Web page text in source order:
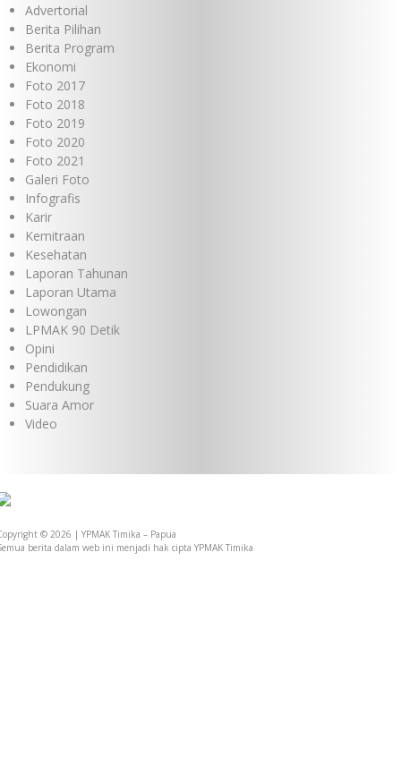
Advertorial
Berita Pilihan
Berita Program
Ekonomi
Foto 2017
Foto 2018
Foto 2019
Foto 2020
Foto 2021
Galeri Foto
Infografis
Karir
Kemitraan
Kesehatan
Laporan Tahunan
Laporan Utama
Lowongan
LPMAK 90 Detik
Opini
Pendidikan
Pendukung
Suara Amor
Video
© 2026 | YPMAK Timika – Papua
berita dalam web ini menjadi hak cipta YPMAK Timika